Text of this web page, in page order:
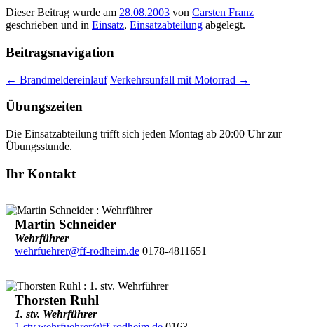
Dieser Beitrag wurde am 28.08.2003 von Carsten Franz
geschrieben und in Einsatz, Einsatzabteilung abgelegt.
Beitragsnavigation
← Brandmeldereinlauf Verkehrsunfall mit Motorrad →
Übungszeiten
Die Einsatzabteilung trifft sich jeden Montag ab 20:00 Uhr zur
Übungsstunde.
Ihr Kontakt
Martin Schneider
Wehrführer
wehrfuehrer@ff-rodheim.de0178-4811651
Thorsten Ruhl
1. stv. Wehrführer